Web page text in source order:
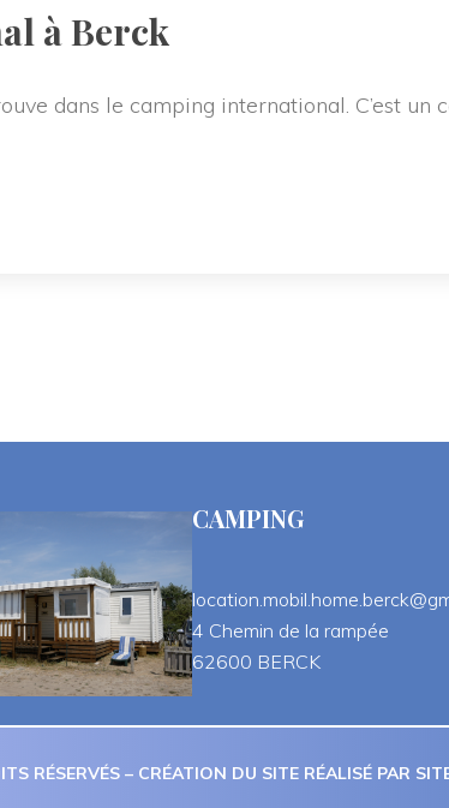
à Berck
dans le camping international. C’est un
CAMPING
4 Chemin de la rampée
62600 BERCK
RÉSERVÉS – CRÉATION DU SITE RÉALISÉ PAR